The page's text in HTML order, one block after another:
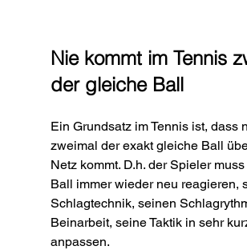
Nie kommt im Tennis
der gleiche Ball
Ein Grundsatz im Tennis ist, dass
zweimal der exakt gleiche Ball
Netz kommt. D.h. der Spieler
Ball immer wieder neu reagieren,
Schlagtechnik, seinen
Beinarbeit, seine Taktik in sehr
anpassen.